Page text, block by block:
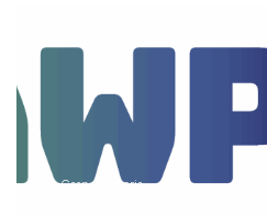
Geen categorie